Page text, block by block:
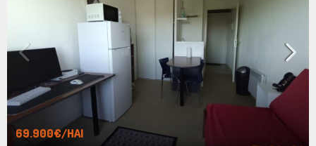
69.900€/HAI